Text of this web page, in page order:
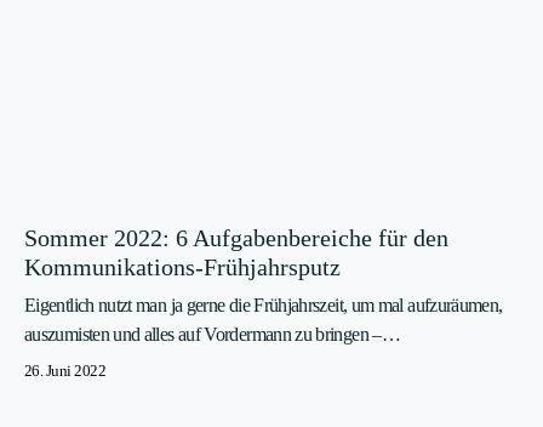
Sommer 2022: 6 Aufgabenbereiche für den
Kommunikations-Frühjahrsputz
Eigentlich nutzt man ja gerne die Frühjahrszeit, um mal aufzuräumen,
auszumisten und alles auf Vordermann zu bringen –…
26. Juni 2022